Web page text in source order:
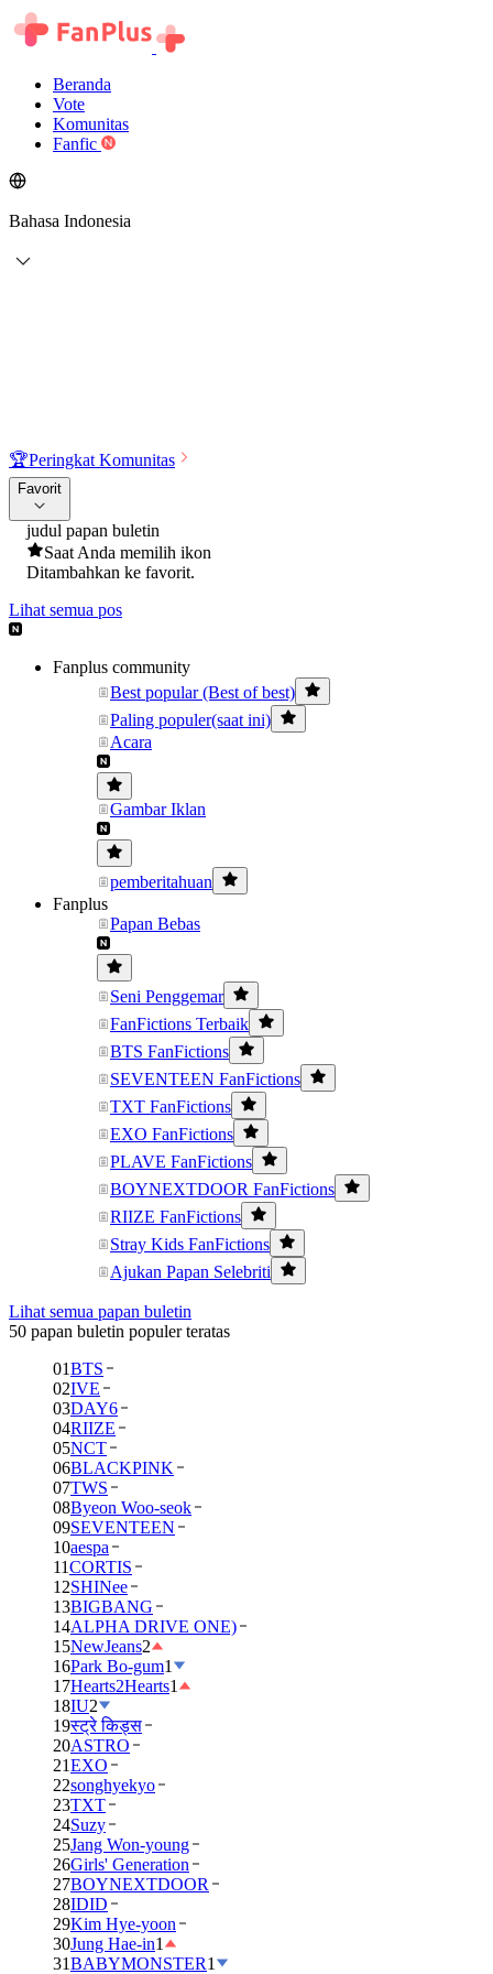
Beranda
Vote
Komunitas
Fanfic
Bahasa Indonesia
🏆Peringkat Komunitas
Favorit
judul papan buletin
Saat Anda memilih ikon
Ditambahkan ke favorit.
Lihat semua pos
Fanplus community
Best popular (Best of best)
Paling populer(saat ini)
Acara
Gambar Iklan
pemberitahuan
Fanplus
Papan Bebas
Seni Penggemar
FanFictions Terbaik
BTS FanFictions
SEVENTEEN FanFictions
TXT FanFictions
EXO FanFictions
PLAVE FanFictions
BOYNEXTDOOR FanFictions
RIIZE FanFictions
Stray Kids FanFictions
Ajukan Papan Selebriti
Lihat semua papan buletin
50 papan buletin populer teratas
01BTS
02IVE
03DAY6
04RIIZE
05NCT
06BLACKPINK
07TWS
08Byeon Woo-seok
09SEVENTEEN
10aespa
11CORTIS
12SHINee
13BIGBANG
14ALPHA DRIVE ONE)
15NewJeans2
16Park Bo-gum1
17Hearts2Hearts1
18IU2
19स्ट्रे किड्स
20ASTRO
21EXO
22songhyekyo
23TXT
24Suzy
25Jang Won-young
26Girls' Generation
27BOYNEXTDOOR
28IDID
29Kim Hye-yoon
30Jung Hae-in1
31BABYMONSTER1